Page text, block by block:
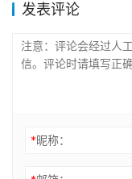
发表评论
*昵称：